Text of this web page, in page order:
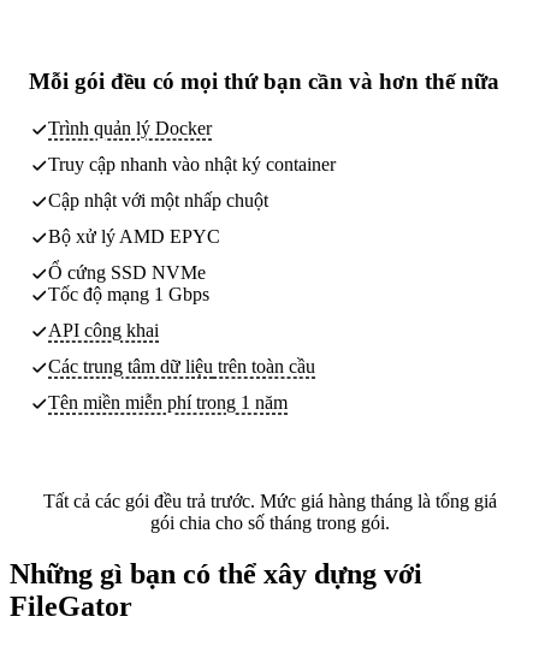
Mỗi gói đều có mọi thứ bạn cần và hơn thế nữa
Trình quản lý Docker
Truy cập nhanh vào nhật ký container
Cập nhật với một nhấp chuột
Bộ xử lý AMD EPYC
Ổ cứng SSD NVMe
Tốc độ mạng 1 Gbps
API công khai
Các trung tâm dữ liệu trên toàn cầu
Tên miền miễn phí trong 1 năm
Tất cả các gói đều trả trước. Mức giá hàng tháng là tổng giá
gói chia cho số tháng trong gói.
Những gì bạn có thể xây dựng với
FileGator